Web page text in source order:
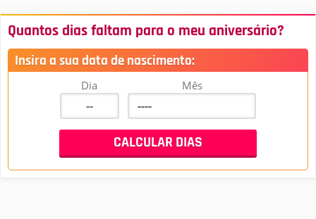
Quantos dias faltam para o meu aniversário?
Insira a sua data de nascimento:
Dia Mês